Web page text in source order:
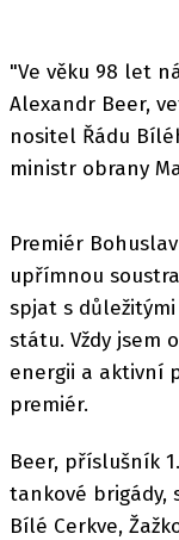
"Ve věku 98 let
Alexandr Beer,
nositel Řádu
ministr obrany
Premiér
upřímnou
spjat s
státu. Vždy jsem
energii a aktivní
premiér.
Beer, příslušník
tankové brigády,
Bílé Cerkve,